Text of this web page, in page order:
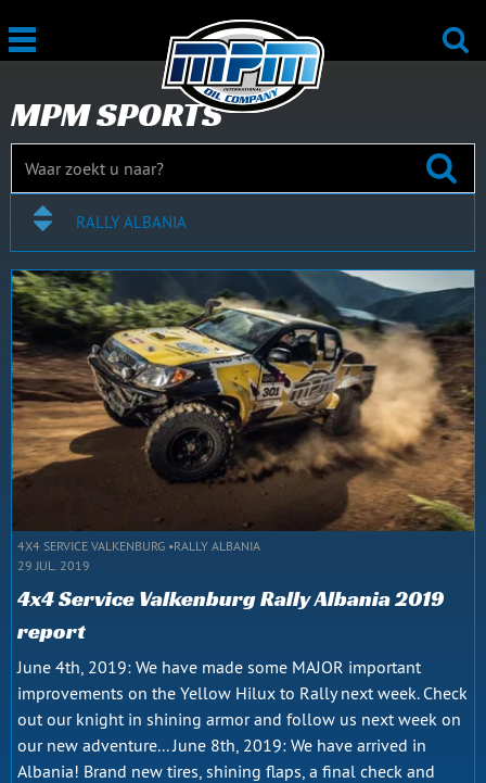
MPM SPORTS
RALLY ALBANIA
4X4 SERVICE VALKENBURG RALLY ALBANIA
29 JUL. 2019
4x4 Service Valkenburg Rally Albania 2019
report
June 4th, 2019: We have made some MAJOR important
improvements on the Yellow Hilux to Rally next week. Check
out our knight in shining armor and follow us next week on
our new adventure... June 8th, 2019: We have arrived in
Albania! Brand new tires, shining flaps, a final check and